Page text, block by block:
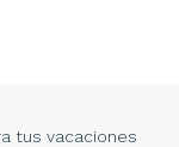
tus vacaciones